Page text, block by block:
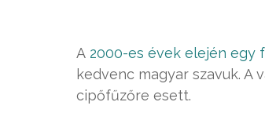
A 2000-es évek elején egy
kedvenc magyar szavuk. A
cipőfűzőre esett.